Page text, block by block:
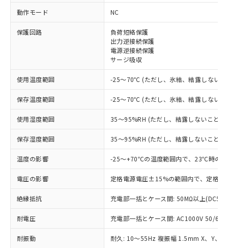
動作モード NC
保護回路
負荷短絡保護
出力逆接続保護
電源逆接続保護
サージ吸収
使用温度範囲 -25～70℃ (ただし、氷結、結露しないこ
保存温度範囲 -25～70℃ (ただし、氷結、結露しないこ
使用湿度範囲 35～95%RH (ただし、結露しないこと)
保存湿度範囲 35～95%RH (ただし、結露しないこと)
温度の影響 -25～+70℃の温度範囲内で、23℃時の
電圧の影響 定格電源電圧±15%の範囲内で、定格
絶縁抵抗 充電部一括とケース間: 50MΩ以上
耐電圧 充電部一括とケース間: AC1000V 50/
耐振動 耐久: 10～55Hz 複振幅 1.5mm X、Y、Z
ご利用条件
ご利用ください。
本サービスは、当社制御機器事業取扱
商品の当社在庫状況および標準価格
(税抜)を提供させていただくもので
本サービスの対象外となる商品もある
ことをご了承ください。
在庫状況および標準価格照会結果は、
※1 対応状況
対応済み：EU RoHS指令（10物質）の
非含有に対応した製品が提供可能な商品で
す。
有に対応した製品に切り替える予定のある
商品です。
対応予定なし：EU RoHS指令（10物質）の
非含有に非対応の商品で、対応品を出す予
調査・確認中：EU RoHS指令（10物質）の
非含有の対応状況を調査中または確認中の
商品です。
非該当品：ライセンス料など無形物で、有
害物質有無と関係のない商品です。
仕入先様の事情により、非含有部品として
いたものが、含有品と判明した場合などや
※1 中国RoHS○×表
「○」：最大均質材料含有率が中国RoHSの
基準値以下であることを示します。
「×」：最大均質材料含有率が中国RoHSの
基準値を超えていることを示します。
「－」：未確認です。当社販売部門へお問
当社は、これら貴社製品のうち、外国
為替および外国貿易法に定める商品